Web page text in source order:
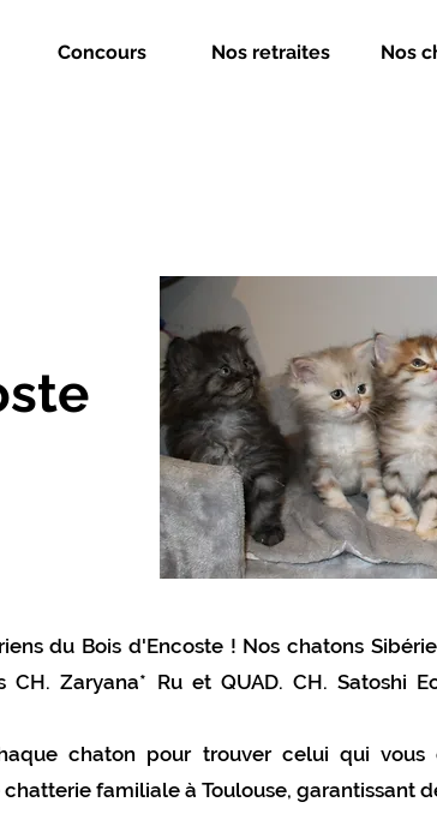
Concours Nos retraites Nos
du Bois d'Encoste ! Nos chatons
CH. Zaryana* Ru et QUAD. CH. Satoshi
chaton pour trouver celui qui vous
familiale à Toulouse, garantissant